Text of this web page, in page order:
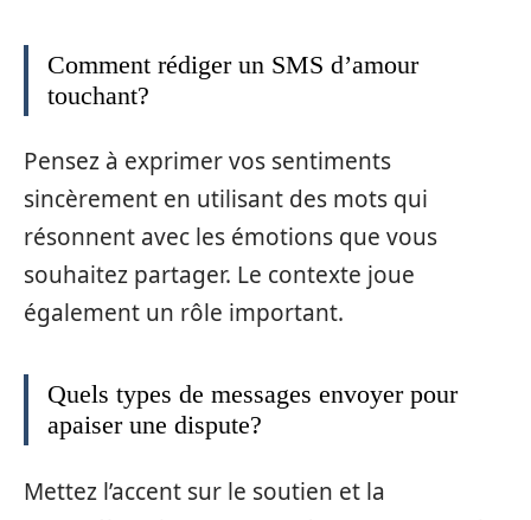
Comment rédiger un SMS d’amour
touchant?
Pensez à exprimer vos sentiments
sincèrement en utilisant des mots qui
résonnent avec les émotions que vous
souhaitez partager. Le contexte joue
également un rôle important.
Quels types de messages envoyer pour
apaiser une dispute?
Mettez l’accent sur le soutien et la